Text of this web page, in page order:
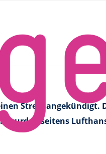
und
Streik
wurden seitens